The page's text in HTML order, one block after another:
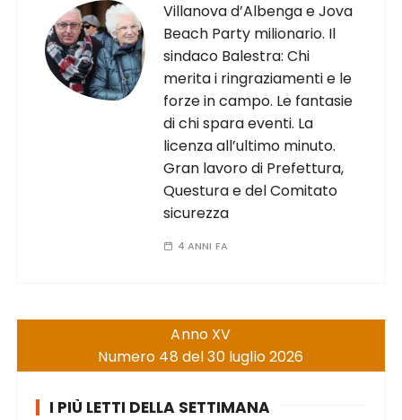
Villanova d’Albenga e Jova
Beach Party milionario. Il
sindaco Balestra: Chi
merita i ringraziamenti e le
forze in campo. Le fantasie
di chi spara eventi. La
licenza all’ultimo minuto.
Gran lavoro di Prefettura,
Questura e del Comitato
sicurezza
4 ANNI FA
Anno XV
Numero 48 del 30 luglio 2026
I PIÙ LETTI DELLA SETTIMANA